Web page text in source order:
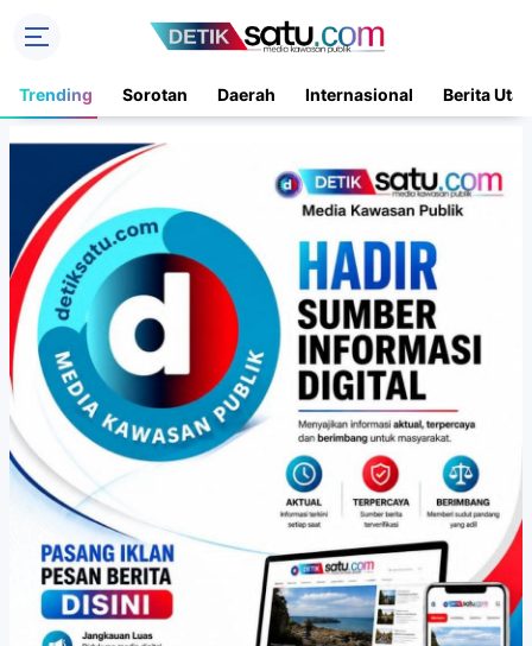
Trending Sorotan Daerah Internasional Berita